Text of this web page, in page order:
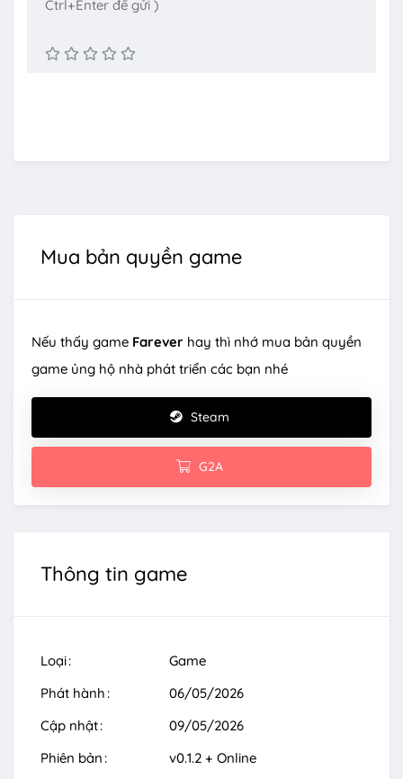
Mua bản quyền game
Nếu thấy game Farever hay thì nhớ mua bản quyền
game ủng hộ nhà phát triển các bạn nhé
Steam
G2A
Thông tin game
Loại
Game
Phát hành
06/05/2026
Cập nhật
09/05/2026
Phiên bản
v0.1.2 + Online